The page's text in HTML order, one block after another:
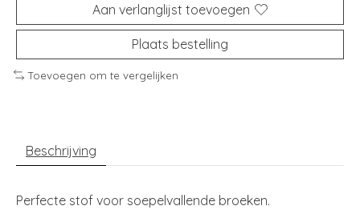
Aan verlanglijst toevoegen
Plaats bestelling
Toevoegen om te vergelijken
Beschrijving
Perfecte stof voor soepelvallende broeken.